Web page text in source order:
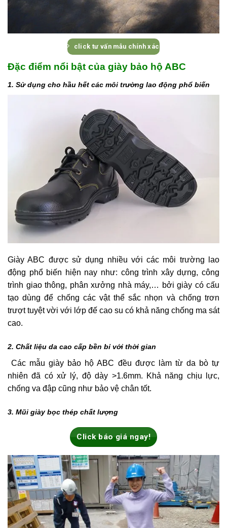
click tư vấn mẫu chính xác
Đặc điểm nổi bật của giày bảo hộ ABC
1. Sử dụng cho hầu hết các môi trường lao động phổ biến
Giày ABC được sử dụng nhiều với các môi trường lao
động phổ biến hiện nay như: công trình xây dựng, công
trình giao thông, phân xưởng nhà máy,… bởi giày có cấu
tạo dùng để chống các vật thể sắc nhọn và chống trơn
trượt tuyệt vời với lớp đế cao su có khả năng chống ma sát
cao.
2. Chất liệu da cao cấp bền bỉ với thời gian
Các mẫu giày bảo hộ ABC đều được làm từ da bò tự
nhiên đã có xử lý, độ dày >1.6mm. Khả năng chịu lực,
chống va đập cũng như bảo vệ chân tốt.
3. Mũi giày bọc thép chất lượng
Click báo giá ngay!